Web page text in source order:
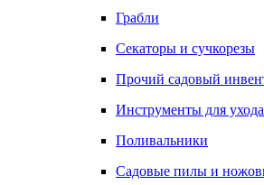
Грабли
Секаторы и сучкорезы
Прочий садовый
Инструменты для
Поливальники
Садовые пилы и